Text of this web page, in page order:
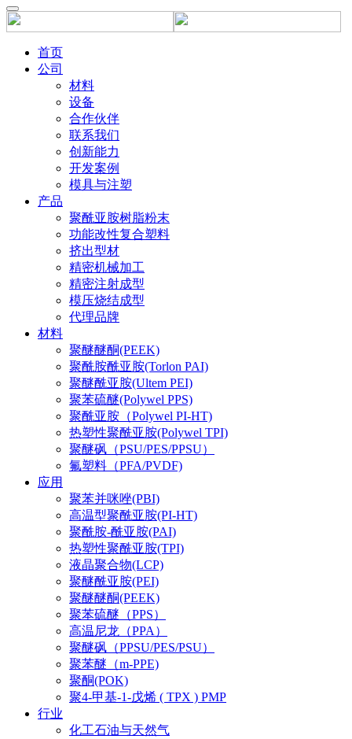
首页
公司
材料
设备
合作伙伴
联系我们
创新能力
开发案例
模具与注塑
产品
聚酰亚胺树脂粉末
功能改性复合塑料
挤出型材
精密机械加工
精密注射成型
模压烧结成型
代理品牌
材料
聚醚醚酮(PEEK)
聚酰胺酰亚胺(Torlon PAI)
聚醚酰亚胺(Ultem PEI)
聚苯硫醚(Polywel PPS)
聚酰亚胺（Polywel PI-HT)
热塑性聚酰亚胺(Polywel TPI)
聚醚砜（PSU/PES/PPSU）
氟塑料（PFA/PVDF)
应用
聚苯并咪唑(PBI)
高温型聚酰亚胺(PI-HT)
聚酰胺-酰亚胺(PAI)
热塑性聚酰亚胺(TPI)
液晶聚合物(LCP)
聚醚酰亚胺(PEI)
聚醚醚酮(PEEK)
聚苯硫醚（PPS）
高温尼龙（PPA）
聚醚砜（PPSU/PES/PSU）
聚苯醚（m-PPE)
聚酮(POK)
聚4-甲基-1-戊烯 ( TPX ) PMP
行业
化工石油与天然气